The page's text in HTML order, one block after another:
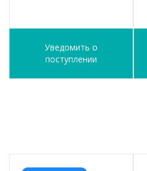
Уведомить о
поступлении